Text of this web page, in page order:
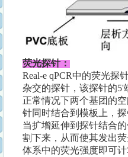
荧光探针：
Real-e qPCR中的荧光探
杂交的探针，该探针的5'
正常情况下两个基团的
针同时结合到模板上，
当扩增延伸到探针结合
割下来，从而使其发出
体系中的荧光强度即可